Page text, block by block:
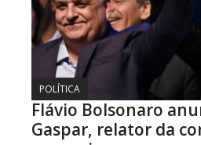
POLÍTICA
Flávio Bolsonaro
Gaspar, relator da